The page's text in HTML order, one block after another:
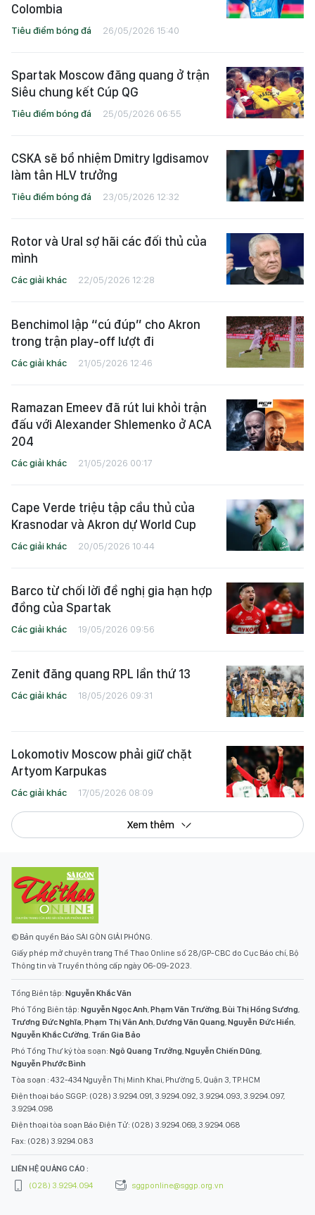
Colombia
Tiêu điểm bóng đá 26/05/2026 15:40
Spartak Moscow đăng quang ở trận
Siêu chung kết Cúp QG
Tiêu điểm bóng đá 25/05/2026 06:55
CSKA sẽ bổ nhiệm Dmitry Igdisamov
làm tân HLV trưởng
Tiêu điểm bóng đá 23/05/2026 12:32
Rotor và Ural sợ hãi các đối thủ của
mình
Các giải khác 22/05/2026 12:28
Benchimol lập “cú đúp” cho Akron
trong trận play-off lượt đi
Các giải khác 21/05/2026 12:46
Ramazan Emeev đã rút lui khỏi trận
đấu với Alexander Shlemenko ở ACA
204
Các giải khác 21/05/2026 00:17
Cape Verde triệu tập cầu thủ của
Krasnodar và Akron dự World Cup
Các giải khác 20/05/2026 10:44
Barco từ chối lời đề nghị gia hạn hợp
đồng của Spartak
Các giải khác 19/05/2026 09:56
Zenit đăng quang RPL lần thứ 13
Các giải khác 18/05/2026 09:31
Lokomotiv Moscow phải giữ chặt
Artyom Karpukas
Các giải khác 17/05/2026 08:09
Xem thêm
© Bản quyền Báo SÀI GÒN GIẢI PHÓNG.
Giấy phép mở chuyên trang Thể Thao Online số 28/GP-CBC do Cục Báo chí, Bộ
Thông tin và Truyền thông cấp ngày 06-09-2023.
Tổng Biên tập: Nguyễn Khắc Văn
Phó Tổng Biên tập: Nguyễn Ngọc Anh,Phạm Văn Trường,Bùi Thị Hồng Sương,
Trương Đức Nghĩa,Phạm Thị Vân Anh,Dương Văn Quang,Nguyễn Đức Hiển,
Nguyễn Khắc Cường, Trần Gia Bảo
Phó Tổng Thư ký tòa soạn: Ngô Quang Trưởng,Nguyễn Chiến Dũng,
Nguyễn Phước Bình
Tòa soạn : 432-434 Nguyễn Thị Minh Khai, Phường 5, Quận 3, TP.HCM
Điện thoại báo SGGP: (028) 3.9294.091, 3.9294.092, 3.9294.093, 3.9294.097,
3.9294.098
Điện thoại tòa soạn Báo Điện Tử: (028) 3.9294.069, 3.9294.068
Fax: (028) 3.9294.083
LIÊN HỆ QUẢNG CÁO :
(028) 3.9294.094
sggponline@sggp.org.vn